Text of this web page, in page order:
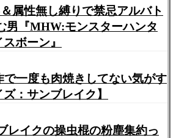
属性無し縛りで禁忌アルバト
男『MHW:モンスターハンタ
ボーン』
で一度も肉焼きしてない気がす
：サンブレイク】
レイクの操虫棍の粉塵集約っ